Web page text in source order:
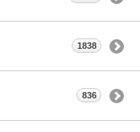
1838
836